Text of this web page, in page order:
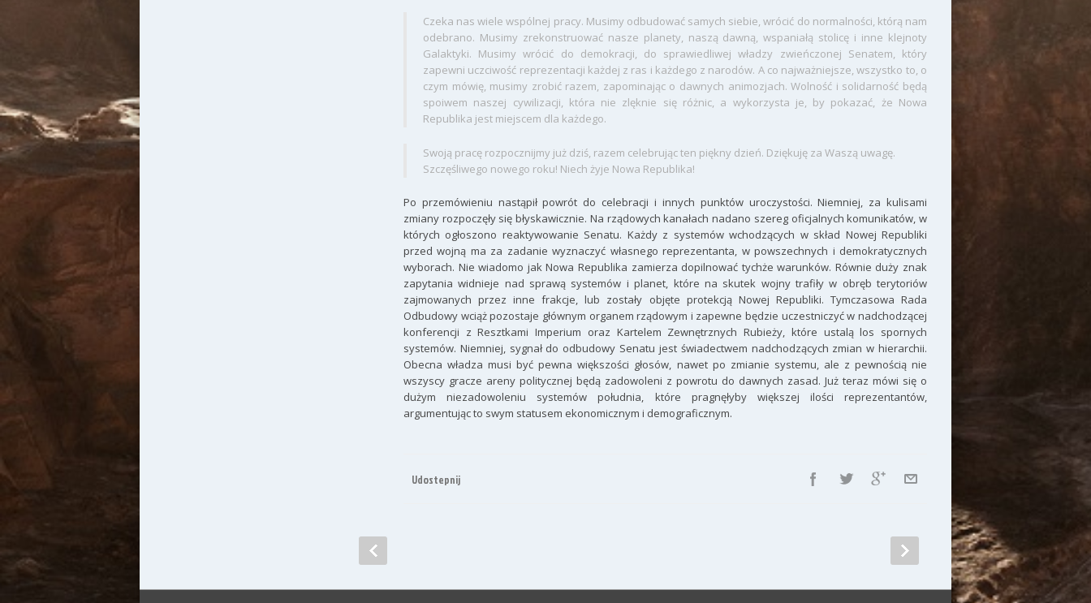
Czeka nas wiele wspólnej pracy. Musimy odbudować samych siebie, wrócić do normalności, którą nam
odebrano. Musimy zrekonstruować nasze planety, naszą dawną, wspaniałą stolicę i inne klejnoty
Galaktyki. Musimy wrócić do demokracji, do sprawiedliwej władzy zwieńczonej Senatem, który
zapewni uczciwość reprezentacji każdej z ras i każdego z narodów. A co najważniejsze, wszystko to, o
czym mówię, musimy zrobić razem, zapominając o dawnych animozjach. Wolność i solidarność będą
spoiwem naszej cywilizacji, która nie zlęknie się różnic, a wykorzysta je, by pokazać, że Nowa
Republika jest miejscem dla każdego.
Swoją pracę rozpocznijmy już dziś, razem celebrując ten piękny dzień. Dziękuję za Waszą uwagę.
Szczęśliwego nowego roku! Niech żyje Nowa Republika!
Po przemówieniu nastąpił powrót do celebracji i innych punktów uroczystości. Niemniej, za kulisami
zmiany rozpoczęły się błyskawicznie. Na rządowych kanałach nadano szereg oficjalnych komunikatów, w
których ogłoszono reaktywowanie Senatu. Każdy z systemów wchodzących w skład Nowej Republiki
przed wojną ma za zadanie wyznaczyć własnego reprezentanta, w powszechnych i demokratycznych
wyborach. Nie wiadomo jak Nowa Republika zamierza dopilnować tychże warunków. Równie duży znak
zapytania widnieje nad sprawą systemów i planet, które na skutek wojny trafiły w obręb terytoriów
zajmowanych przez inne frakcje, lub zostały objęte protekcją Nowej Republiki. Tymczasowa Rada
Odbudowy wciąż pozostaje głównym organem rządowym i zapewne będzie uczestniczyć w nadchodzącej
konferencji z Resztkami Imperium oraz Kartelem Zewnętrznych Rubieży, które ustalą los spornych
systemów. Niemniej, sygnał do odbudowy Senatu jest świadectwem nadchodzących zmian w hierarchii.
Obecna władza musi być pewna większości głosów, nawet po zmianie systemu, ale z pewnością nie
wszyscy gracze areny politycznej będą zadowoleni z powrotu do dawnych zasad. Już teraz mówi się o
dużym niezadowoleniu systemów południa, które pragnęłyby większej ilości reprezentantów,
argumentując to swym statusem ekonomicznym i demograficznym.
Udostepnij